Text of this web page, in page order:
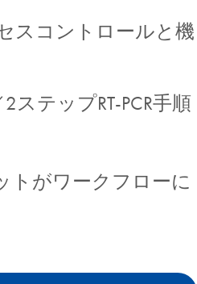
スコントロールと機
ステップRT-PCR手順
トがワークフローに